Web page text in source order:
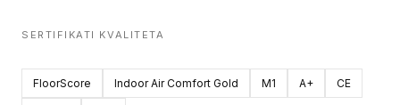
SERTIFIKATI KVALITETA
FloorScore Indoor Air Comfort Gold M1 A+ CE